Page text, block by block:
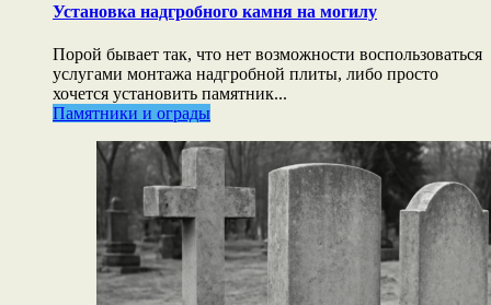
Установка надгробного камня на могилу
Порой бывает так, что нет возможности воспользоваться
услугами монтажа надгробной плиты, либо просто
хочется установить памятник...
Памятники и ограды